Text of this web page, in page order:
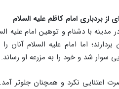
از بردباری امام کاظم علیه السلام
مدینه با دشنام و توهین امام علیه
بردارند؛ اما امام علیه السلام
سوار شد و خود را به مزرعه او
اعتنایی نکرد و همچنان جلوتر